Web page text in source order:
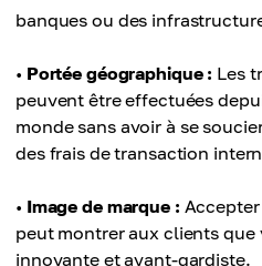
banques ou des
• Portée géographique : Les
peuvent être effectuées
monde sans avoir à se
des frais de transaction
• Image de marque :
peut montrer aux clients que
innovante et avant-gardiste.